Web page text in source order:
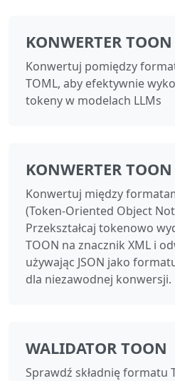
KONWERTER
Konwertuj pomiędzy
TOML, aby efektywnie
tokeny w modelach LLMs
KONWERTER
Konwertuj między
(Token-Oriented Object
Przekształcaj tokenowo
TOON na znacznik XML i
używając JSON jako
dla niezawodnej konwersji.
WALIDATOR TOON
Sprawdź składnię formatu